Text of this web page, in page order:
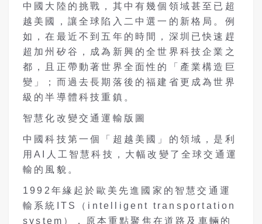
中國大陸的挑戰，其中有幾個領域甚至已超
越美國，讓全球陷入二中選一的新格局。例
如，在最近不到五年的時間，深圳已快速趕
超加州矽谷，成為新興的全世界科技企業之
都，且正帶動著世界全面性的「產業構造巨
變」；而過去長期落後的福建省更成為世界
級的半導體科技重鎮。
智慧化改變交通運輸版圖
中國科技第一個「超越美國」的領域，是利
用AI人工智慧科技，大幅改變了全球交通運
輸的風貌。
1992年緣起於歐美先進國家的智慧交通運
輸系統ITS（intelligent transportation
system），原本重點聚焦在道路及車輛的